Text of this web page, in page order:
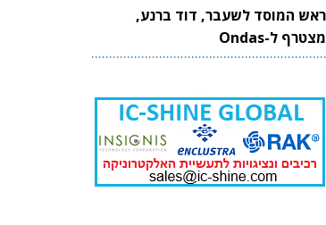
ראש המוסד לשעבר, דוד ברנע,
מצטרף ל-Ondas